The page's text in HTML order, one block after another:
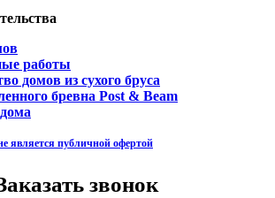
работы
домов из сухого бруса
бревна Post & Beam
является публичной офертой
звонок